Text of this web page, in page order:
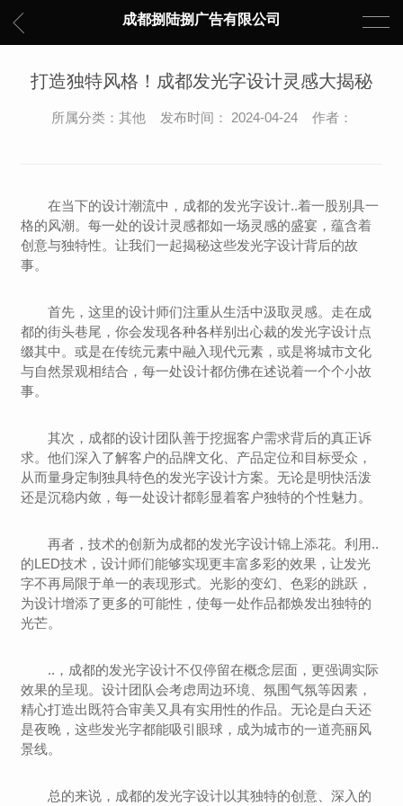
成都捌陆捌广告有限公司
打造独特风格！成都发光字设计灵感大揭秘
所属分类：其他 发布时间： 2024-04-24 作者：
在当下的设计潮流中，成都的发光字设计..着一股别具一
格的风潮。每一处的设计灵感都如一场灵感的盛宴，蕴含着
创意与独特性。让我们一起揭秘这些发光字设计背后的故
事。
首先，这里的设计师们注重从生活中汲取灵感。走在成
都的街头巷尾，你会发现各种各样别出心裁的发光字设计点
缀其中。或是在传统元素中融入现代元素，或是将城市文化
与自然景观相结合，每一处设计都仿佛在述说着一个个小故
事。
其次，成都的设计团队善于挖掘客户需求背后的真正诉
求。他们深入了解客户的品牌文化、产品定位和目标受众，
从而量身定制独具特色的发光字设计方案。无论是明快活泼
还是沉稳内敛，每一处设计都彰显着客户独特的个性魅力。
再者，技术的创新为成都的发光字设计锦上添花。利用..
的LED技术，设计师们能够实现更丰富多彩的效果，让发光
字不再局限于单一的表现形式。光影的变幻、色彩的跳跃，
为设计增添了更多的可能性，使每一处作品都焕发出独特的
光芒。
..，成都的发光字设计不仅停留在概念层面，更强调实际
效果的呈现。设计团队会考虑周边环境、氛围气氛等因素，
精心打造出既符合审美又具有实用性的作品。无论是白天还
是夜晚，这些发光字都能吸引眼球，成为城市的一道亮丽风
景线。
总的来说，成都的发光字设计以其独特的创意、深入的